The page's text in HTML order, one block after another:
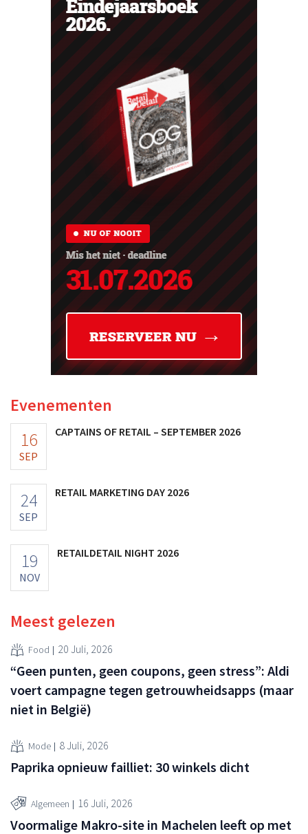
Evenementen
16
SEP
CAPTAINS OF RETAIL – SEPTEMBER 2026
24
SEP
RETAIL MARKETING DAY 2026
19
NOV
RETAILDETAIL NIGHT 2026
Meest gelezen
Food 20 Juli, 2026
“Geen punten, geen coupons, geen stress”: Aldi
voert campagne tegen getrouwheidsapps (maar
niet in België)
Mode 8 Juli, 2026
Paprika opnieuw failliet: 30 winkels dicht
Algemeen 16 Juli, 2026
Voormalige Makro-site in Machelen leeft op met